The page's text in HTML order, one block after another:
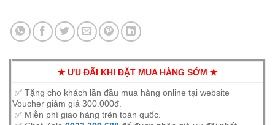
✭ ƯU ĐÃI KHI ĐẶT MUA HÀNG SỚM ✭
✅ Tặng cho khách lần đầu mua hàng online tại website
Voucher giảm giá 300.000đ.
✅ Miễn phí giao hàng trên toàn quốc.